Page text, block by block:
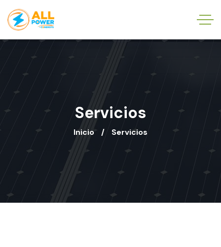
Servicios
Inicio Servicios